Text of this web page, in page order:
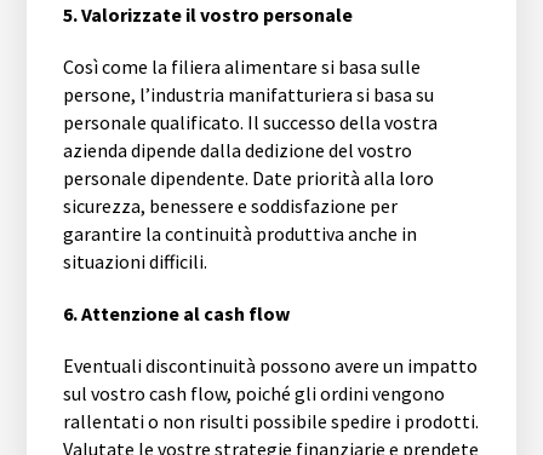
5. Valorizzate il vostro personale
Così come la filiera alimentare si basa sulle
persone, l’industria manifatturiera si basa su
personale qualificato. Il successo della vostra
azienda dipende dalla dedizione del vostro
personale dipendente. Date priorità alla loro
sicurezza, benessere e soddisfazione per
garantire la continuità produttiva anche in
situazioni difficili.
6. Attenzione al cash flow
Eventuali discontinuità possono avere un impatto
sul vostro cash flow, poiché gli ordini vengono
rallentati o non risulti possibile spedire i prodotti.
Valutate le vostre strategie finanziarie e prendete